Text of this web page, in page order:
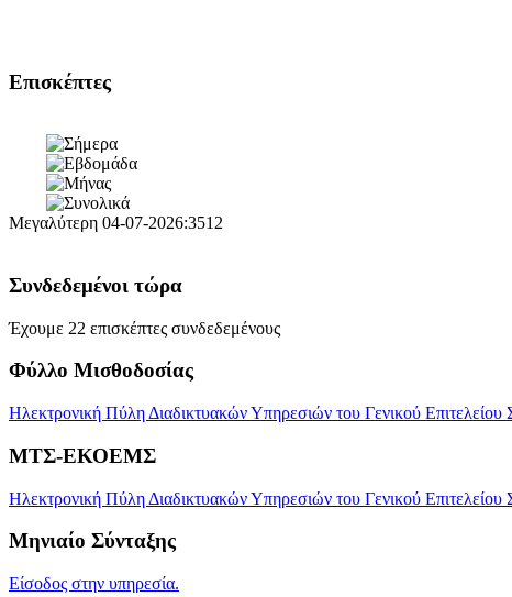
Επισκέπτες
Μεγαλύτερη 04-07-2026:3512
Συνδεδεμένοι τώρα
Έχουμε 22 επισκέπτες συνδεδεμένους
Φύλλο Μισθοδοσίας
Ηλεκτρονική Πύλη Διαδικτυακών Υπηρεσιών του Γενικού Επιτελείου
ΜΤΣ-ΕΚΟΕΜΣ
Ηλεκτρονική Πύλη Διαδικτυακών Υπηρεσιών του Γενικού Επιτελείου
Μηνιαίο Σύνταξης
Είσοδος στην υπηρεσία.